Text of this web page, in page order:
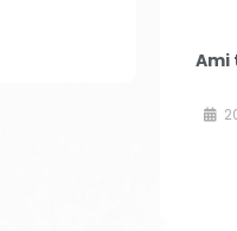
Ami